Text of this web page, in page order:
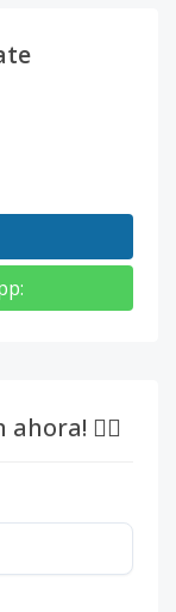
:
👇🏽